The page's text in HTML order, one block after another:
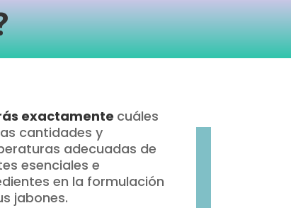
exactamente cuáles
cantidades y
adecuadas de
esenciales e
en la formulación
jabones.